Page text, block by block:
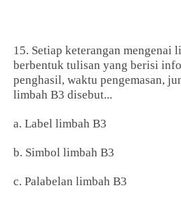
15. Setiap keterangan mengenai
berbentuk tulisan yang berisi
penghasil, waktu pengemasan,
limbah B3 disebut...
a. Label limbah B3
b. Simbol limbah B3
c. Palabelan limbah B3